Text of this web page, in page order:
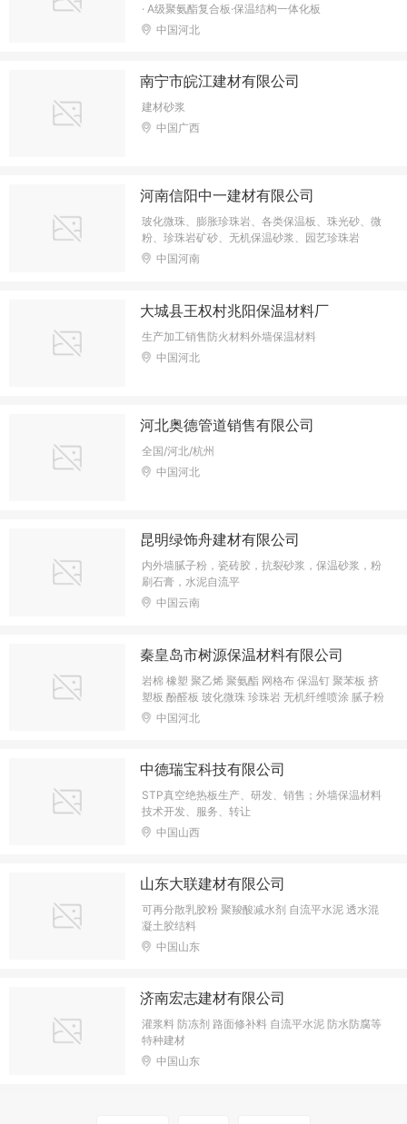
· A级聚氨酯复合板·保温结构一体化板
中国河北
南宁市皖江建材有限公司
建材砂浆
中国广西
河南信阳中一建材有限公司
玻化微珠、膨胀珍珠岩、各类保温板、珠光砂、微
粉、珍珠岩矿砂、无机保温砂浆、园艺珍珠岩
中国河南
大城县王权村兆阳保温材料厂
生产加工销售防火材料外墙保温材料
中国河北
河北奥德管道销售有限公司
全国/河北/杭州
中国河北
昆明绿饰舟建材有限公司
内外墙腻子粉，瓷砖胶，抗裂砂浆，保温砂浆，粉
刷石膏，水泥自流平
中国云南
秦皇岛市树源保温材料有限公司
岩棉 橡塑 聚乙烯 聚氨酯 网格布 保温钉 聚苯板 挤
塑板 酚醛板 玻化微珠 珍珠岩 无机纤维喷涂 腻子粉
玻璃钢中国河北
中德瑞宝科技有限公司
STP真空绝热板生产、研发、销售；外墙保温材料
技术开发、服务、转让
中国山西
山东大联建材有限公司
可再分散乳胶粉 聚羧酸减水剂 自流平水泥 透水混
凝土胶结料
中国山东
济南宏志建材有限公司
灌浆料 防冻剂 路面修补料 自流平水泥 防水防腐等
特种建材
中国山东